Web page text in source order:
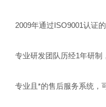
2009年通过ISO9001认证的
专业研发团队历经1年研制，
专业且*的售后服务系统，可